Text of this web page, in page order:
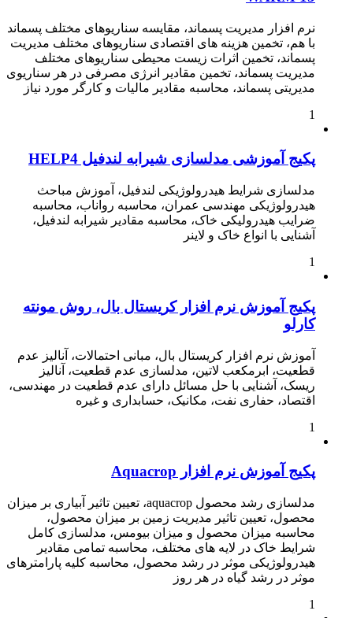
نرم افزار مدیریت پسماند، مقایسه سناریوهای مختلف پسماند
با هم، تخمین هزینه های اقتصادی سناریوهای مختلف مدیریت
پسماند، تخمین اثرات زیست محیطی سناریوهای مختلف
مدیریت پسماند، تخمین مقادیر انرژی مصرفی در هر سناریوی
مدیریتی پسماند، محاسبه مقادیر مالیات و کارگر مورد نیاز
1
پکیج آموزشی مدلسازی شیرابه لندفیل HELP4
مدلسازی شرایط هیدرولوژیکی لندفیل، آموزش مباحث
هیدرولوژیکی مهندسی عمران، محاسبه رواناب، محاسبه
ضرایب هیدرولیکی خاک، محاسبه مقادیر شیرابه لندفیل،
آشنایی با انواع خاک و لاینر
1
پکیج آموزش نرم افزار کریستال بال، روش مونته
کارلو
آموزش نرم افزار کریستال بال، مبانی احتمالات، آنالیز عدم
قطعیت، ابرمکعب لاتین، مدلسازی عدم قطعیت، آنالیز
ریسک، آشنایی با حل مسائل دارای عدم قطعیت در مهندسی،
اقتصاد، حفاری نفت، مکانیک، حسابداری و غیره
1
پکیج آموزش نرم افزار Aquacrop
مدلسازی رشد محصول aquacrop، تعیین تاثیر آبیاری بر میزان
محصول، تعیین تاثیر مدیریت زمین بر میزان محصول،
محاسبه میزان محصول و میزان بیومس، مدلسازی کامل
شرایط خاک در لایه های مختلف، محاسبه تمامی مقادیر
هیدرولوژیکی موثر در رشد محصول، محاسبه کلیه پارامترهای
موثر در رشد گیاه در هر روز
1